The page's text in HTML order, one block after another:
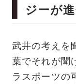
ジーが
武井の考えを
葉でそれが聞
ラスポーツの